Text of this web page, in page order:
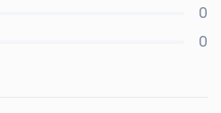
0
0